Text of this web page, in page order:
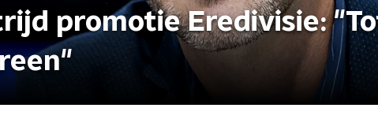
promotie Eredivisie: